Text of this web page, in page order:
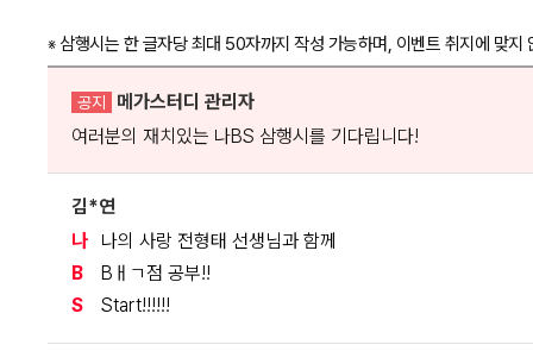
※삼행시는 한 글자당 최대 50자까지 작성 가능하며, 이벤트 취지에 맞지
공지
메가스터디 관리자
여러분의 재치있는 나BS 삼행시를 기다립니다!
김*연
나
나의 사랑 전형태 선생님과 함께
B
Bㅐㄱ점 공부!!
S
Start!!!!!!